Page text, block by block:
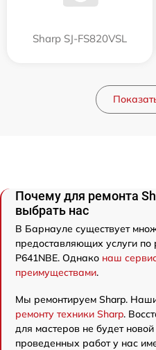
Sharp SJ-FS820VSL
Почему для ремонта
выбрать нас
В Барнауле существует
предоставляющих услуги по
P641NBE. Однако наш
преимуществами.
Мы ремонтируем Sharp.
ремонту техники Sharp.
для мастеров не будет
проведенных работ у нас